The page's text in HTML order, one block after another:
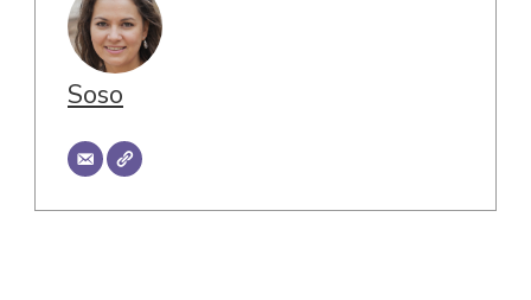
Soso